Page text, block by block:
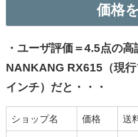
価格
・ユーザ評価＝4.5点の
NANKANG RX615（現
インチ）だと・・・
ショップ名 価格 送